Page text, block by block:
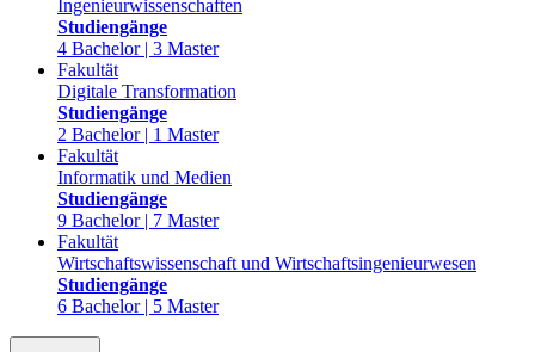
Ingenieurwissenschaften
Studiengänge
4 Bachelor | 3 Master
Fakultät
Digitale Transformation
Studiengänge
2 Bachelor | 1 Master
Fakultät
Informatik und Medien
Studiengänge
9 Bachelor | 7 Master
Fakultät
Wirtschaftswissenschaft und Wirtschaftsingenieurwesen
Studiengänge
6 Bachelor | 5 Master